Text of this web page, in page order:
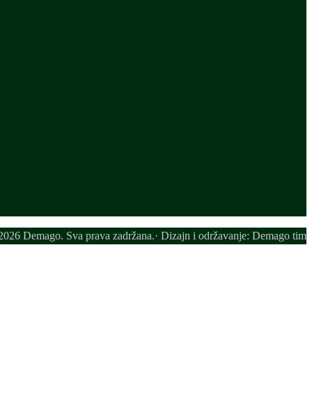
Demago. Sva prava zadržana.· Dizajn i održavanje: Demago tim